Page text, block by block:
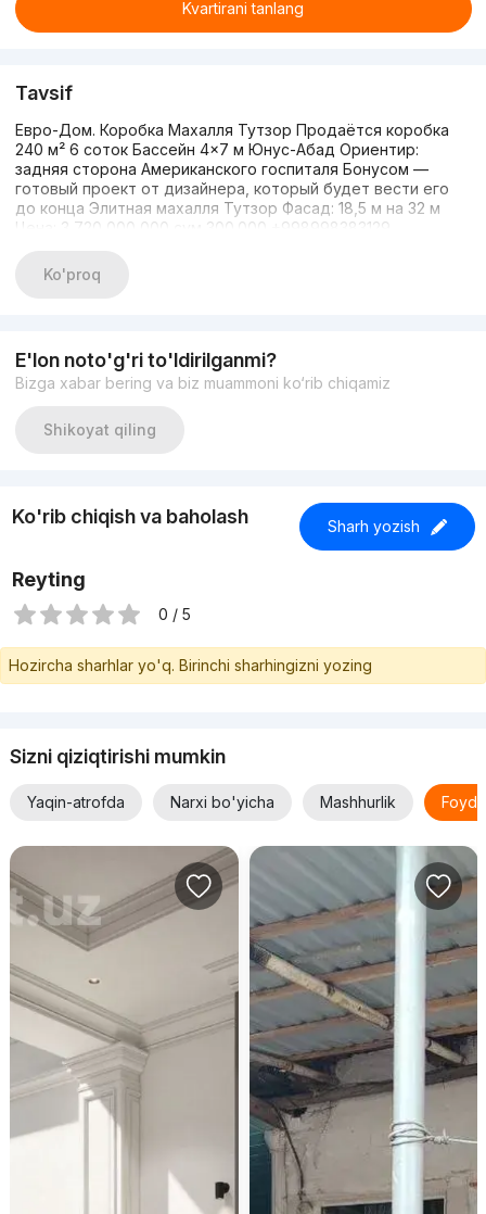
Kvartirani tanlang
Tavsif
Евро-Дом. Коробка Махалля Тутзор Продаётся коробка
240 м² 6 соток Бассейн 4×7 м Юнус-Абад Ориентир:
задняя сторона Американского госпиталя Бонусом —
готовый проект от дизайнера, который будет вести его
до конца Элитная махалля Тутзор Фасад: 18,5 м на 32 м
Цена: 3 720 000 000 сум 300.000 +998998383129
Ko'proq
E'lon noto'g'ri to'ldirilganmi?
Bizga xabar bering va biz muammoni ko‘rib chiqamiz
Shikoyat qiling
Ko'rib chiqish va baholash Sharh yozish
Reyting
0 / 5
Hozircha sharhlar yo'q. Birinchi sharhingizni yozing
Sizni qiziqtirishi mumkin
Yaqin-atrofda Narxi bo'yicha Mashhurlik